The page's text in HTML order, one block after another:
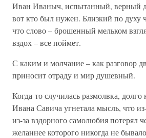
Иван Иваныч, испытанный, верный
вот кто был нужен. Близкий по духу
что слово – брошенный мельком
вздох – все поймет.
С каким и молчание – как разговор
приносит отраду и мир душевный.
Когда-то случилась размолвка, долго
Ивана Савича угнетала мысль, что
из-за вздорного самолюбия потерял
желаннее которого никогда не